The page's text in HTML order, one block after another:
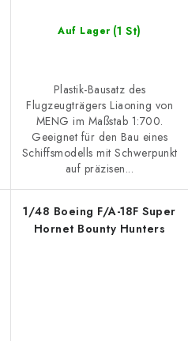
Auf Lager (1 St)
Plastik-Bausatz des
Flugzeugträgers Liaoning von
MENG im Maßstab 1:700.
Geeignet für den Bau eines
Schiffsmodells mit Schwerpunkt
auf präzisen...
1/48 Boeing F/A-18F Super
Hornet Bounty Hunters